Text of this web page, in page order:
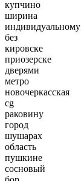
купчино
ширина
индивидуальному
без
кировске
приозерске
дверями
метро
новочеркасская
cg
раковину
город
шушарах
область
пушкине
сосновый